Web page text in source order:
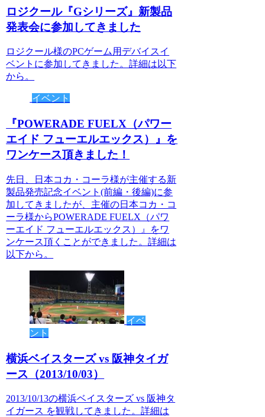
ロジクール『Gシリーズ』新製品
発表会に参加してきました
ロジクール様のPCゲーム用デバイスイ
ベントに参加してきました。詳細は以下
から。
イベント
『POWERADE FUELX（パワー
エイド フューエルエックス）』を
ワンケース頂きました！
先日、日本コカ・コーラ様が主催する新
製品発売記念イベント(前編・後編)に参
加してきましたが、主催の日本コカ・コ
ーラ様からPOWERADE FUELX（パワ
ーエイド フューエルエックス）』をワ
ンケース頂くことができました。詳細は
以下から。
イベ
ント
横浜ベイスターズ vs 阪神タイガ
ース（2013/10/03）
2013/10/13の横浜ベイスターズ vs 阪神タ
イガース を観戦してきました。詳細は